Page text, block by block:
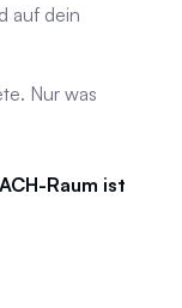
auf dein
Nur was
Raum ist